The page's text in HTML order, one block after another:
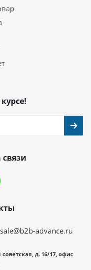
связи
sale@b2b-advance.ru
д. 16/17, офис